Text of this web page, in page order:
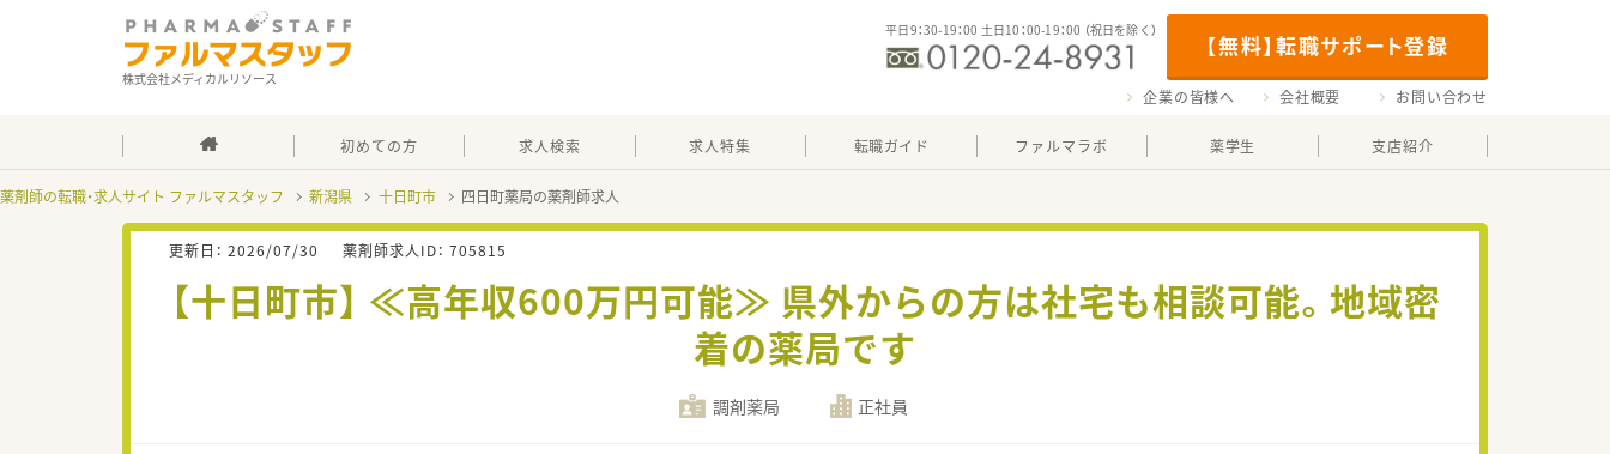
株式会社メディカルリソース
【無料】転職サポート登録
平日9：30-19：00 土日10：00-19：00 （祝日を除く）
企業の皆様へ 会社概要 お問い合わせ
初めての方 求人検索 求人特集 転職ガイド ファルマラボ 薬学生 支店紹介
薬剤師の転職・求人サイト ファルマスタッフ 新潟県 十日町市 四日町薬局の薬剤師求人
更新日： 2026/07/30 薬剤師求人ID： 705815
【十日町市】 ≪高年収600万円可能≫ 県外からの方は社宅も相談可能。地域密
着の薬局です
調剤薬局 正社員